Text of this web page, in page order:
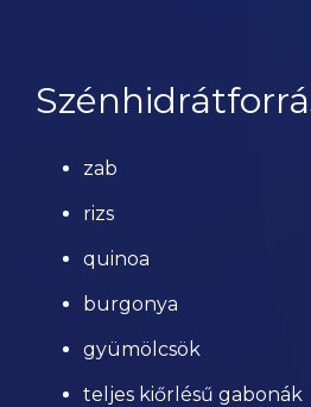
zab
rizs
quinoa
burgonya
gyümölcsök
teljes kiőrlésű gabonák